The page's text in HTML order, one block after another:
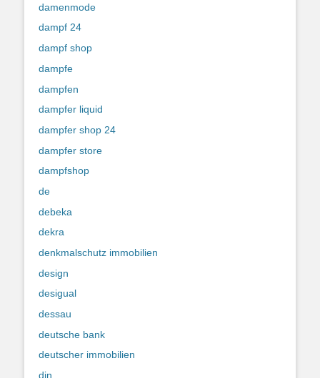
damenmode
dampf 24
dampf shop
dampfe
dampfen
dampfer liquid
dampfer shop 24
dampfer store
dampfshop
de
debeka
dekra
denkmalschutz immobilien
design
desigual
dessau
deutsche bank
deutscher immobilien
din